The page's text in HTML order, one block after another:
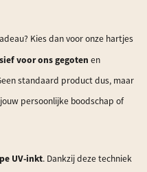
Kies dan voor onze hartjes
voor ons gegoten en
standaard product dus, maar
persoonlijke boodschap of
UV-inkt. Dankzij deze techniek